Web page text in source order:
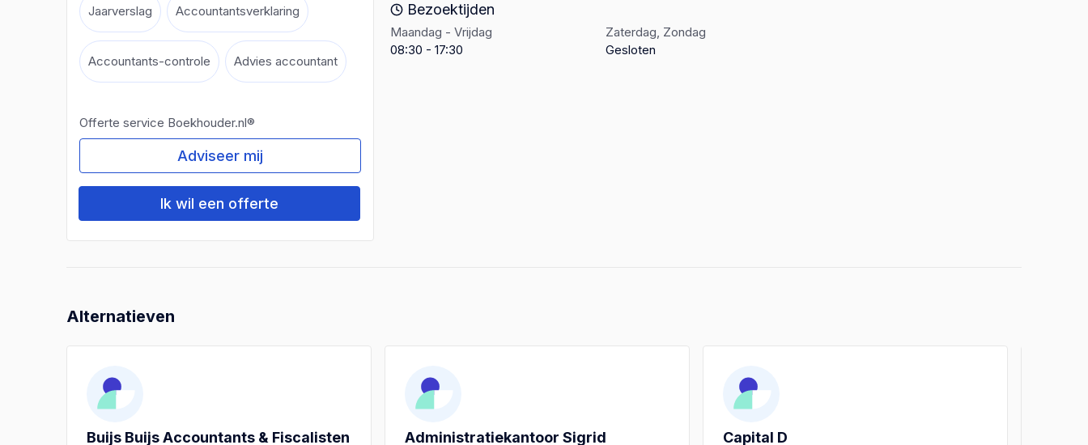
Jaarverslag Accountantsverklaring
Accountants-controle Advies accountant
Offerte service Boekhouder.nl®
Adviseer mij
Ik wil een offerte
Bezoektijden
Maandag - Vrijdag
08:30 - 17:30
Zaterdag, Zondag
Gesloten
Alternatieven
Buijs Buijs Accountants & Fiscalisten
Administratiekantoor Sigrid Capital D